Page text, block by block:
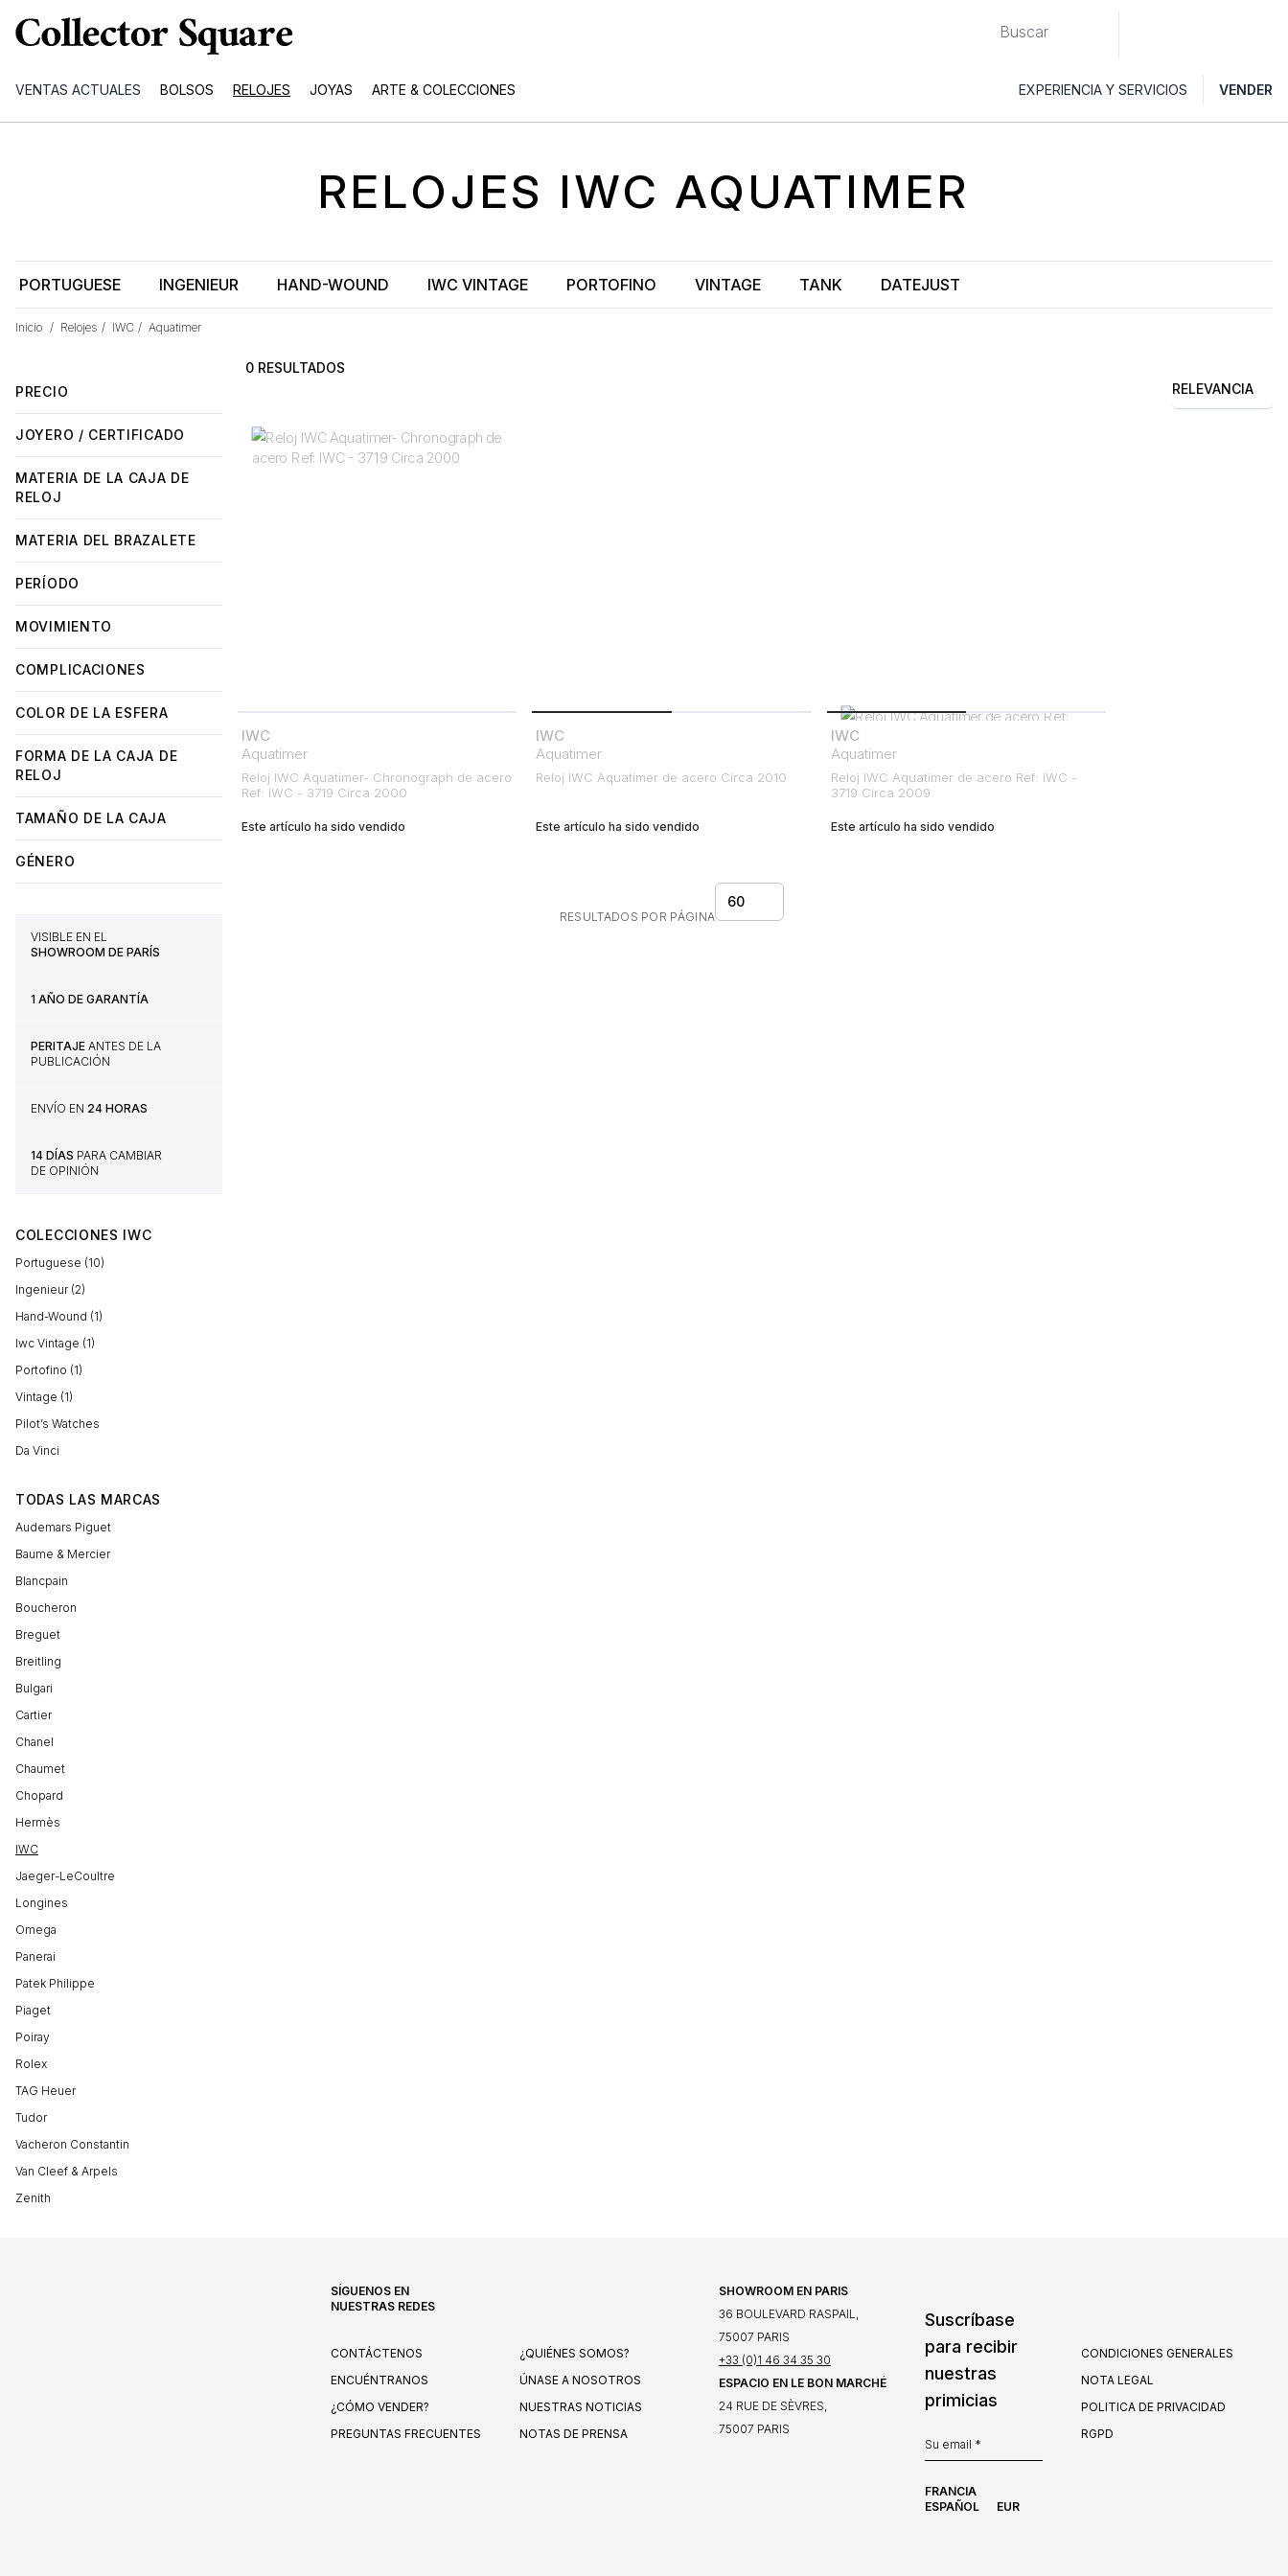
VENTAS ACTUALES BOLSOS RELOJES JOYAS ARTE & COLECCIONES EXPERIENCIA Y SERVICIOS VENDER
Inicio / Relojes / IWC / Aquatimer
RELOJES IWC AQUATIMER
PORTUGUESE INGENIEUR HAND-WOUND IWC VINTAGE PORTOFINO VINTAGE TANK DATEJUST
RELEVANCIA
0 RESULTADOS
PRECIO
JOYERO / CERTIFICADO
MATERIA DE LA CAJA DE
RELOJ
MATERIA DEL BRAZALETE
PERÍODO
MOVIMIENTO
COMPLICACIONES
COLOR DE LA ESFERA
FORMA DE LA CAJA DE
RELOJ
TAMAÑO DE LA CAJA
GÉNERO
VISIBLE EN EL
SHOWROOM DE PARÍS
1 AÑO DE GARANTÍA
PERITAJE ANTES DE LA
PUBLICACIÓN
ENVÍO EN 24 HORAS
14 DÍAS PARA CAMBIAR
DE OPINIÓN
COLECCIONES IWC
Portuguese (10)
Ingenieur (2)
Hand-Wound (1)
Iwc Vintage (1)
Portofino (1)
Vintage (1)
Pilot’s Watches
Da Vinci
TODAS LAS MARCAS
Audemars Piguet
Baume & Mercier
Blancpain
Boucheron
Breguet
Breitling
Bulgari
Cartier
Chanel
Chaumet
Chopard
Hermès
IWC
Jaeger-LeCoultre
Longines
Omega
Panerai
Patek Philippe
Piaget
Poiray
Rolex
TAG Heuer
Tudor
Vacheron Constantin
Van Cleef & Arpels
Zenith
IWC
Aquatimer
Reloj IWC Aquatimer- Chronograph de acero
Ref: IWC - 3719 Circa 2000
Este artículo ha sido vendido
IWC
Aquatimer
Reloj IWC Aquatimer de acero Circa 2010
Este artículo ha sido vendido
IWC
Aquatimer
Reloj IWC Aquatimer de acero Ref: IWC -
3719 Circa 2009
Este artículo ha sido vendido
RESULTADOS POR PÁGINA
60
Suscríbase
para recibir
nuestras
primicias
SÍGUENOS EN
NUESTRAS REDES
CONTÁCTENOS
ENCUÉNTRANOS
¿CÓMO VENDER?
PREGUNTAS FRECUENTES
¿QUIÉNES SOMOS?
ÚNASE A NOSOTROS
NUESTRAS NOTICIAS
NOTAS DE PRENSA
CONDICIONES GENERALES
NOTA LEGAL
POLITICA DE PRIVACIDAD
RGPD
SHOWROOM EN PARIS
36 BOULEVARD RASPAIL,
75007 PARIS
+33 (0)1 46 34 35 30
ESPACIO EN LE BON MARCHÉ
24 RUE DE SÈVRES,
75007 PARIS
FRANCIA
ESPAÑOL
EUR